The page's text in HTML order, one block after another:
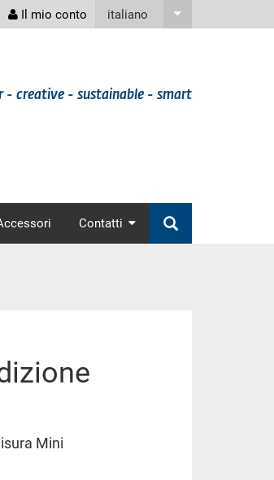
italiano
Il mio conto
- creative - sustainable - smart
Contatti
Mini